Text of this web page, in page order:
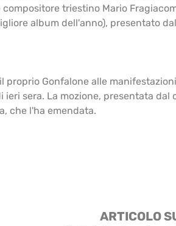
triestino Mario
album dell'anno), presentato
proprio Gonfalone alle
sera. La mozione, presentata dal
che l'ha emendata.
ARTICOLO